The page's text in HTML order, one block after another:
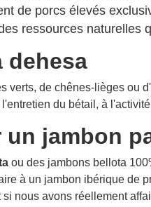
de porcs élevés
ressources naturelles
dehesa
verts, de chênes-lièges
du bétail, à
jambon
ou des jambons bellota
à un jambon ibérique
nous avons réellement